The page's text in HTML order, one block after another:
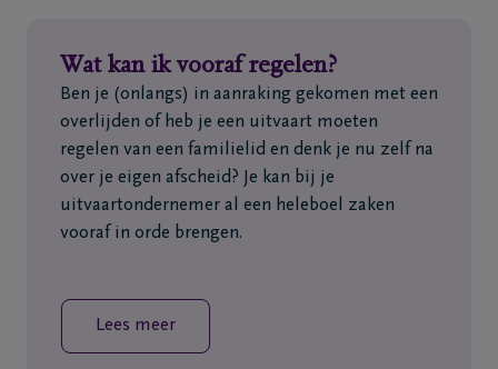
Wat kan ik vooraf regelen?
Ben je (onlangs) in aanraking gekomen met een
overlijden of heb je een uitvaart moeten
regelen van een familielid en denk je nu zelf na
over je eigen afscheid? Je kan bij je
uitvaartondernemer al een heleboel zaken
vooraf in orde brengen.
Lees meer